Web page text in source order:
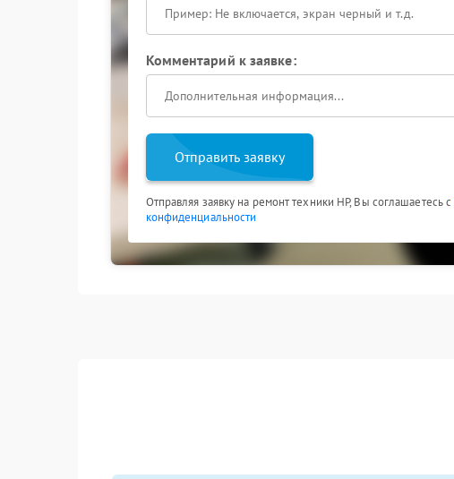
Комментарий к заявке:
Отправить заявку
Отправляя заявку на ремонт техники HP, Вы соглашаетесь с
конфиденциальности